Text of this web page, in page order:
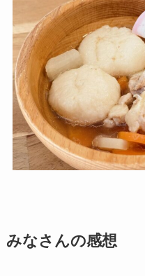
みなさんの感想